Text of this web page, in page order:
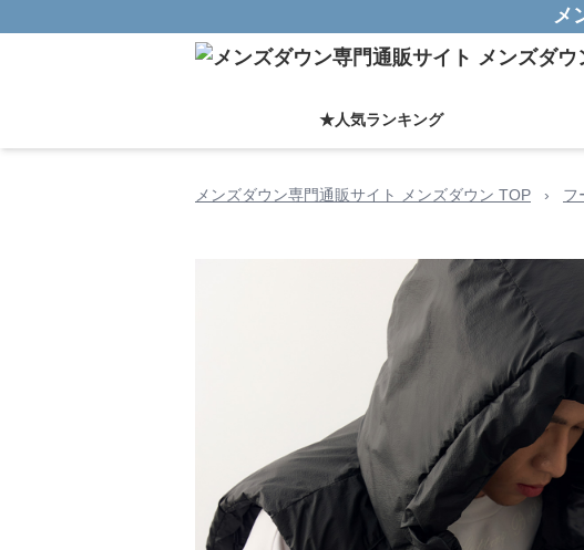
メ
★人気ランキング
メンズダウン専門通販サイト メンズダウン TOP › フ